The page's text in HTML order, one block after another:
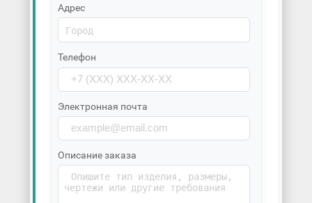
Адрес
Телефон
Электронная почта
Описание заказа